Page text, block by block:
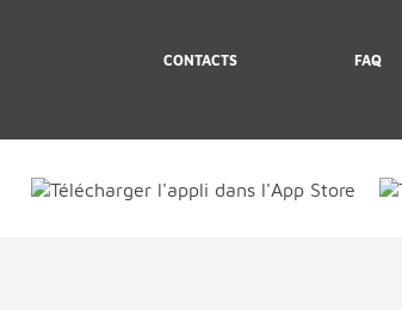
CONTACTS FAQ